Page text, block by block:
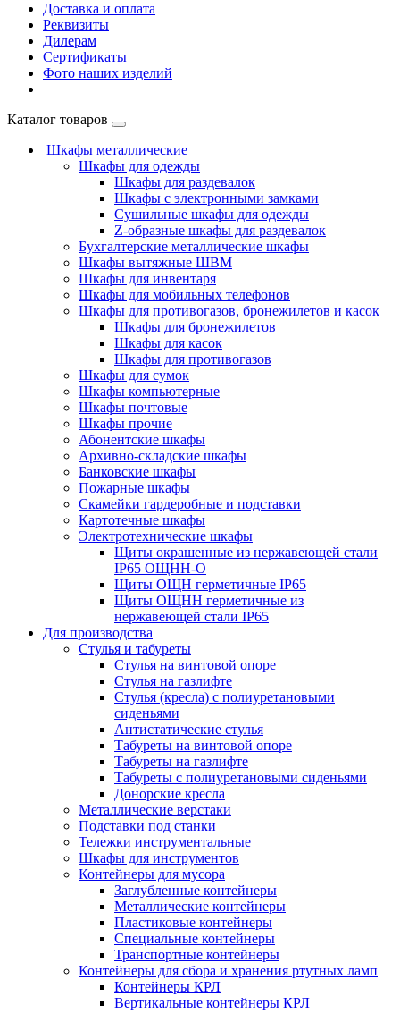
Доставка и оплата
Реквизиты
Дилерам
Сертификаты
Фото наших изделий
Каталог товаров
Шкафы металлические
Шкафы для одежды
Шкафы для раздевалок
Шкафы с электронными замками
Cушильные шкафы для одежды
Z-образные шкафы для раздевалок
Бухгалтерские металлические шкафы
Шкафы вытяжные ШВМ
Шкафы для инвентаря
Шкафы для мобильных телефонов
Шкафы для противогазов, бронежилетов и касок
Шкафы для бронежилетов
Шкафы для касок
Шкафы для противогазов
Шкафы для сумок
Шкафы компьютерные
Шкафы почтовые
Шкафы прочие
Абонентские шкафы
Архивно-складские шкафы
Банковские шкафы
Пожарные шкафы
Скамейки гардеробные и подставки
Картотечные шкафы
Электротехнические шкафы
Щиты окрашенные из нержавеющей стали
IP65 ОЩНН-О
Щиты ОЩН герметичные IP65
Щиты ОЩНН герметичные из
нержавеющей стали IP65
Для производства
Стулья и табуреты
Стулья на винтовой опоре
Стулья на газлифте
Стулья (кресла) с полиуретановыми
сиденьями
Антистатические стулья
Табуреты на винтовой опоре
Табуреты на газлифте
Табуреты с полиуретановыми сиденьями
Донорские кресла
Металлические верстаки
Подставки под станки
Тележки инструментальные
Шкафы для инструментов
Контейнеры для мусора
Заглубленные контейнеры
Металлические контейнеры
Пластиковые контейнеры
Специальные контейнеры
Транспортные контейнеры
Контейнеры для сбора и хранения ртутных ламп
Контейнеры КРЛ
Вертикальные контейнеры КРЛ